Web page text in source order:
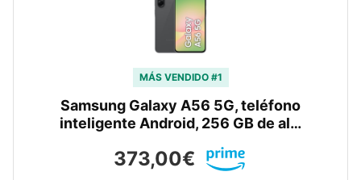
MÁS VENDIDO #1
Samsung Galaxy A56 5G, teléfono
inteligente Android, 256 GB de al…
373,00€